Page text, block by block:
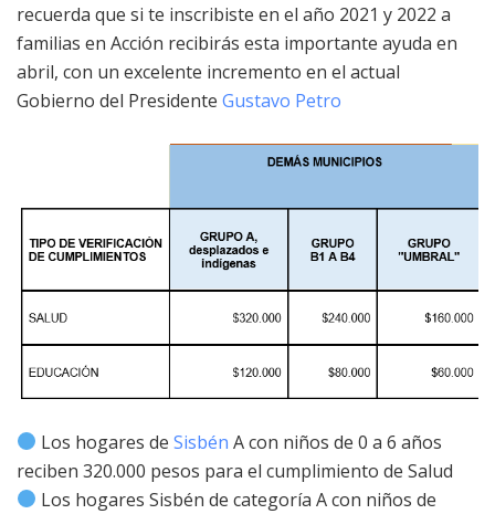
recuerda que si te inscribiste en el año 2021 y 2022 a
familias en Acción recibirás esta importante ayuda en
abril, con un excelente incremento en el actual
Gobierno del Presidente Gustavo Petro
Los hogares deSisbén A con niños de 0 a 6 años
reciben 320.000 pesos para el cumplimiento de Salud
Los hogares Sisbén de categoría A con niños de